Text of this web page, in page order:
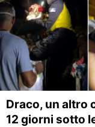
Draco, un altro
12 giorni sotto